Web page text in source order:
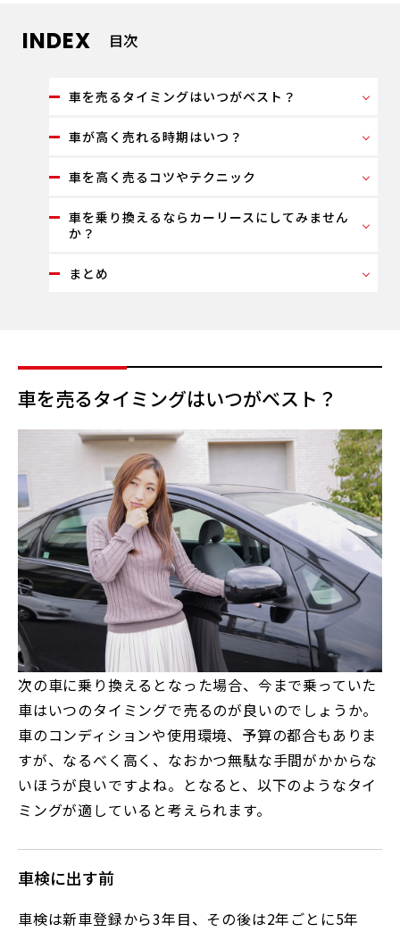
INDEX 目次
車を売るタイミングはいつがベスト？
車が高く売れる時期はいつ？
車を高く売るコツやテクニック
車を乗り換えるならカーリースにしてみません
か？
まとめ
車を売るタイミングはいつがベスト？
次の車に乗り換えるとなった場合、今まで乗っていた
車はいつのタイミングで売るのが良いのでしょうか。
車のコンディションや使用環境、予算の都合もありま
すが、なるべく高く、なおかつ無駄な手間がかからな
いほうが良いですよね。となると、以下のようなタイ
ミングが適していると考えられます。
車検に出す前
車検は新車登録から3年目、その後は2年ごとに5年